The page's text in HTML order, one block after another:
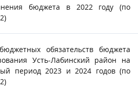
бюджета в 2022 году (по
обязательств бюджета
Усть-Лабинский район на
период 2023 и 2024 годов (по